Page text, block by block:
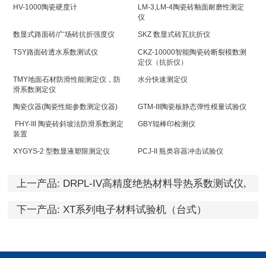
HV-1000陶瓷硬度计
LM-3,LM-4陶瓷砖釉面耐磨性测定
仪
数显式路面砖/广场砖抗折强度仪 SKZ 数显式砖瓦抗折仪
TSY路面砖透水系数测试仪
CKZ-10000智能陶瓷砖断裂模数测
定仪（抗折仪）
TMY地面石材防滑性能测定仪，防
滑系数测定仪
水分快速测定仪
陶瓷仪器(陶瓷性能参数测定仪器) GTM-III陶瓷板静态弹性模量试验仪
FHY-III 陶瓷砖斜坡法防滑系数测定
装置
GBY辊棒印检测仪
XYGYS-2 型数显液塑限测定仪 PCJ-II 瓶类容器冲击试验仪
上一产品: DRPL-IV高精度绝热材料导热系数测试仪,
下一产品: XT系列电子材料试验机（台式）